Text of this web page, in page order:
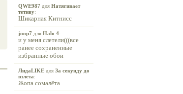
QWE987 для Натягивает
тетиву:
Шикарная Китнисс
joop7 для Halo 4:
и у меня слетели(((все
ранее сохраненные
избранные обои
ЛидаLIKE для За секунду до
взлета:
Жопа сомалёта